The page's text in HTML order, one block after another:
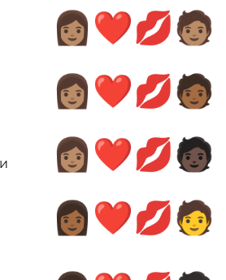
👩🏽‍❤️‍💋‍🧑🏽
👩🏽‍❤️‍💋‍🧑🏾
👩🏽‍❤️‍💋‍🧑🏿
👩🏾‍❤️‍💋‍🧑